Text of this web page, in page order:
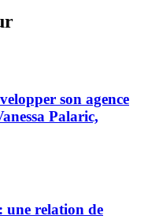
son agence
Palaric,
une relation de